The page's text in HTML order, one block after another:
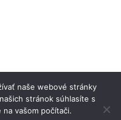
naše webové stránky
stránok súhlasíte s
na vašom počítači.